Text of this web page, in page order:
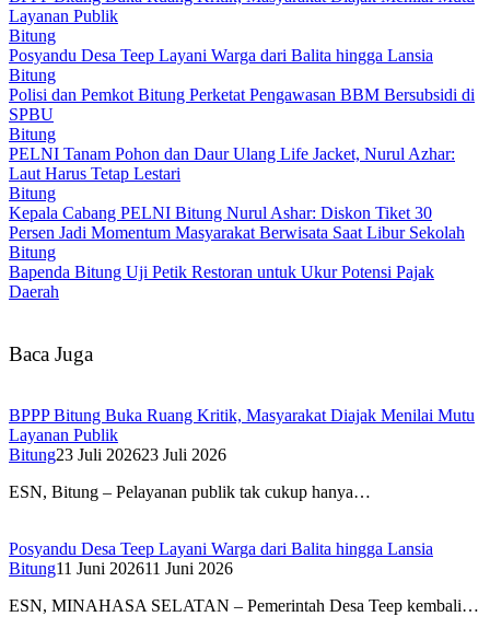
Layanan Publik
Bitung
Posyandu Desa Teep Layani Warga dari Balita hingga Lansia
Bitung
Polisi dan Pemkot Bitung Perketat Pengawasan BBM Bersubsidi di
SPBU
Bitung
PELNI Tanam Pohon dan Daur Ulang Life Jacket, Nurul Azhar:
Laut Harus Tetap Lestari
Bitung
Kepala Cabang PELNI Bitung Nurul Ashar: Diskon Tiket 30
Persen Jadi Momentum Masyarakat Berwisata Saat Libur Sekolah
Bitung
Bapenda Bitung Uji Petik Restoran untuk Ukur Potensi Pajak
Daerah
Baca Juga
BPPP Bitung Buka Ruang Kritik, Masyarakat Diajak Menilai Mutu
Layanan Publik
Bitung23 Juli 202623 Juli 2026
ESN, Bitung – Pelayanan publik tak cukup hanya…
Posyandu Desa Teep Layani Warga dari Balita hingga Lansia
Bitung11 Juni 202611 Juni 2026
ESN, MINAHASA SELATAN – Pemerintah Desa Teep kembali…